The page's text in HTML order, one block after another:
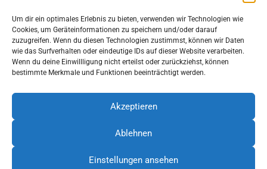
Um dir ein optimales Erlebnis zu bieten, verwenden wir Technologien wie
Cookies, um Geräteinformationen zu speichern und/oder darauf
zuzugreifen. Wenn du diesen Technologien zustimmst, können wir Daten
wie das Surfverhalten oder eindeutige IDs auf dieser Website verarbeiten.
Wenn du deine Einwillligung nicht erteilst oder zurückziehst, können
bestimmte Merkmale und Funktionen beeinträchtigt werden.
Akzeptieren
Ablehnen
Einstellungen ansehen
Mehr ...
23…5
Löhne umsteigen. Der Bahnhof e.V.
Bünder Str. 7 | 32584 Löhne